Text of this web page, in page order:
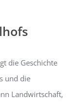
die Geschichte
und die
Landwirtschaft,